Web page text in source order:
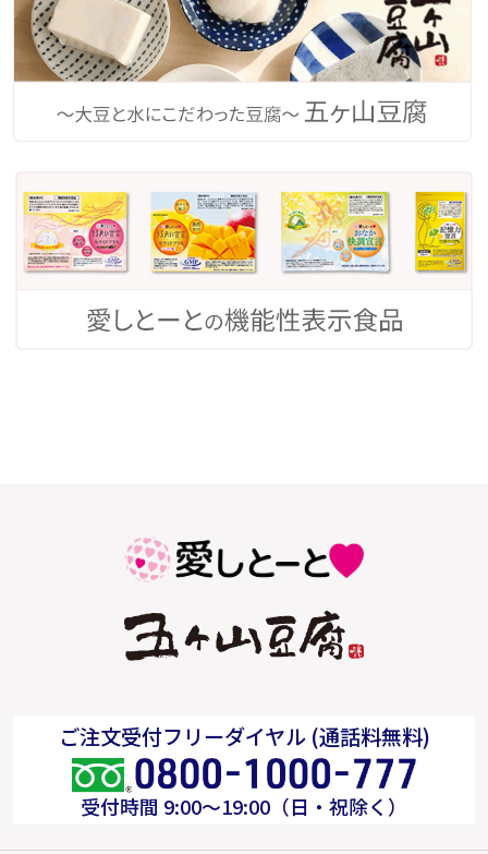
ご注文受付フリーダイヤル (通話料無料)
受付時間 9:00～19:00（日・祝除く）